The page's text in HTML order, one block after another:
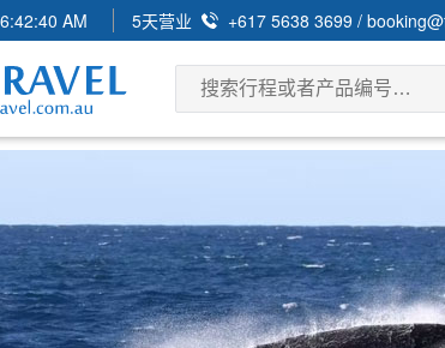
AM 5天营业 +617 5638 3699 /